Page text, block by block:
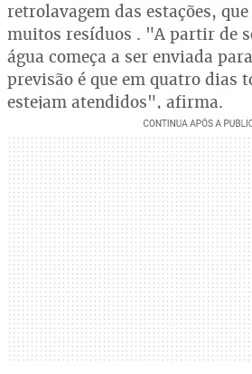
retrolavagem das estações,
muitos resíduos . "A partir de
água começa a ser enviada
previsão é que em quatro dias
estejam atendidos", afirma.